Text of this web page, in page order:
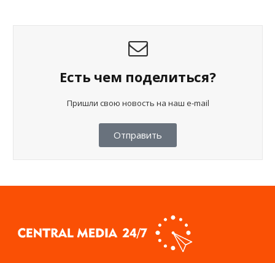
Есть чем поделиться?
Пришли свою новость на наш e-mail
Отправить